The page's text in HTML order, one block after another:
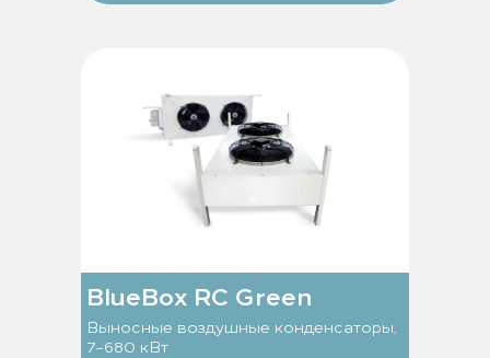
BlueBox RC Green
Выносные воздушные конденсаторы,
7–680 кВт